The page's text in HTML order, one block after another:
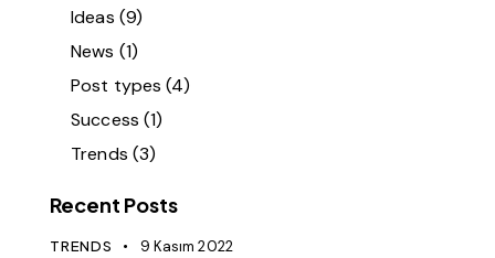
Ideas (9)
News (1)
Post types (4)
Success (1)
Trends (3)
Recent Posts
TRENDS 9 Kasım 2022